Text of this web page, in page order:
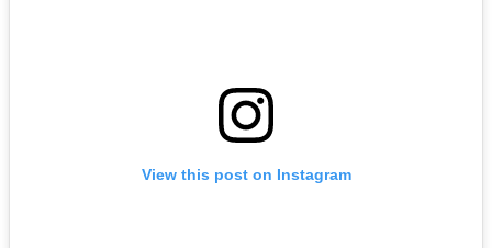
View this post on Instagram